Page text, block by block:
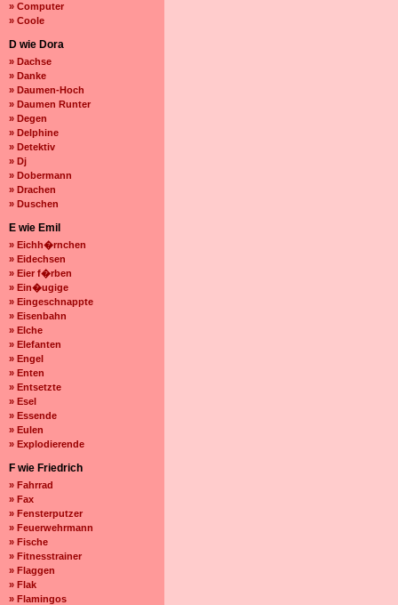
» Computer
» Coole
D wie Dora
» Dachse
» Danke
» Daumen-Hoch
» Daumen Runter
» Degen
» Delphine
» Detektiv
» Dj
» Dobermann
» Drachen
» Duschen
E wie Emil
» Eichh�rnchen
» Eidechsen
» Eier f�rben
» Ein�ugige
» Eingeschnappte
» Eisenbahn
» Elche
» Elefanten
» Engel
» Enten
» Entsetzte
» Esel
» Essende
» Eulen
» Explodierende
F wie Friedrich
» Fahrrad
» Fax
» Fensterputzer
» Feuerwehrmann
» Fische
» Fitnesstrainer
» Flaggen
» Flak
» Flamingos